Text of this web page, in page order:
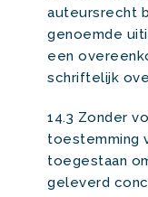
auteursrecht
genoemde
een
schriftelijk
14.3 Zonder
toestemming
toegestaan
geleverd